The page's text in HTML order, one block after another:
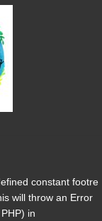
constant footre
will throw an Error
in